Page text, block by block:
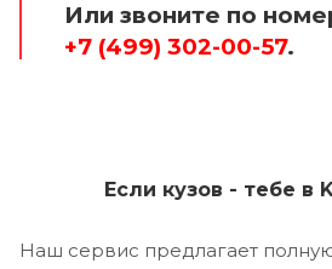
Или звоните по
+7 (499) 302-00-57.
Если кузов - тебе в
Наш сервис предлагает